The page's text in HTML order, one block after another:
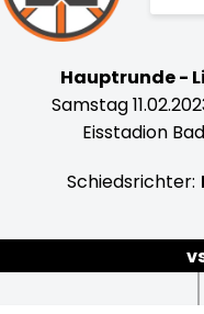
Hauptrunde -
Samstag
Eisstadion
Schiedsrichter: